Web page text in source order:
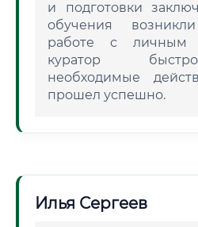
и подготовки
обучения
работе с личным
куратор
необходимые
прошел успешно.
Илья Сергеев